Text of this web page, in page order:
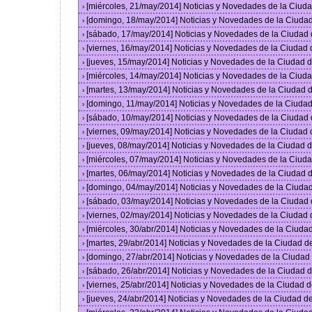
› [miércoles, 21/may/2014] Noticias y Novedades de la
› [domingo, 18/may/2014] Noticias y Novedades de la
› [sábado, 17/may/2014] Noticias y Novedades de la
› [viernes, 16/may/2014] Noticias y Novedades de la
› [jueves, 15/may/2014] Noticias y Novedades de la Ciudad
› [miércoles, 14/may/2014] Noticias y Novedades de la
› [martes, 13/may/2014] Noticias y Novedades de la Ciudad
› [domingo, 11/may/2014] Noticias y Novedades de la
› [sábado, 10/may/2014] Noticias y Novedades de la
› [viernes, 09/may/2014] Noticias y Novedades de la
› [jueves, 08/may/2014] Noticias y Novedades de la Ciudad
› [miércoles, 07/may/2014] Noticias y Novedades de la
› [martes, 06/may/2014] Noticias y Novedades de la Ciudad
› [domingo, 04/may/2014] Noticias y Novedades de la
› [sábado, 03/may/2014] Noticias y Novedades de la
› [viernes, 02/may/2014] Noticias y Novedades de la
› [miércoles, 30/abr/2014] Noticias y Novedades de la
› [martes, 29/abr/2014] Noticias y Novedades de la Ciudad
› [domingo, 27/abr/2014] Noticias y Novedades de la
› [sábado, 26/abr/2014] Noticias y Novedades de la Ciudad
› [viernes, 25/abr/2014] Noticias y Novedades de la Ciudad
› [jueves, 24/abr/2014] Noticias y Novedades de la Ciudad